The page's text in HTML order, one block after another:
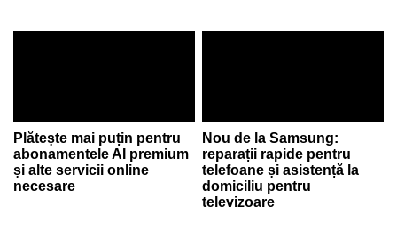
Plătește mai puțin pentru
abonamentele AI premium
și alte servicii online
necesare
Nou de la Samsung:
reparații rapide pentru
telefoane și asistență la
domiciliu pentru
televizoare